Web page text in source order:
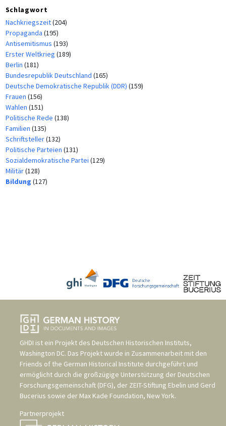
Schlagwort
Nachkriegszeit(204)
Propaganda (195)
Antisemitismus (193)
Erster Weltkrieg (189)
Berlin (181)
Bundesrepublik Deutschland (165)
Deutsche Demokratische Republik (DDR) (159)
Frauen (156)
Wahlen (151)
Politische Rede (138)
Familien (135)
Schriftsteller(132)
Politische Parteien (131)
Sozialdemokratische Partei (129)
Militär(128)
Bildung (127)
GHDI ist ein Projekt des Deutschen Historischen Instituts,
Washington DC. Das Projekt wurde in Zusammenarbeit mit den
Friends of the German Historical Institute durchgeführt und
ermöglicht durch die großzügige Unterstützung der Deutschen
Forschungsgemeinschaft (DFG), der ZEIT-Stiftung Ebelin und Gerd
Bucerius sowie der Max Kade Foundation, New York.
Partnerprojekt